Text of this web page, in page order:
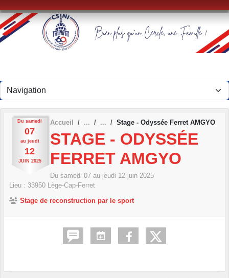
Du samedi
07
au jeudi
12
JUIN 2025
Accueil Stage - Odyssée Ferret AMGYO
STAGE - ODYSSÉE
FERRET AMGYO
Du samedi 07 au jeudi 12 juin 2025
Lieu : 33950 Lège-Cap-Ferret
Stage de reconstruction par le sport